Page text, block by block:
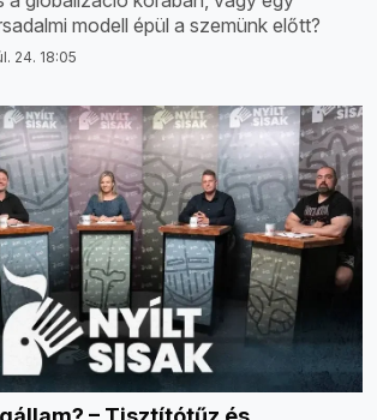
modell épül a szemünk előtt?
24. 18:05